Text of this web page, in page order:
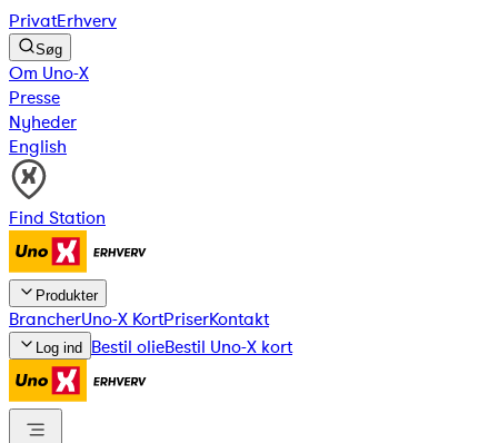
PrivatErhverv
Søg
Om Uno-X
Presse
Nyheder
English
Find Station
Produkter
BrancherUno-X KortPriserKontakt
Log ind Bestil olieBestil Uno-X kort